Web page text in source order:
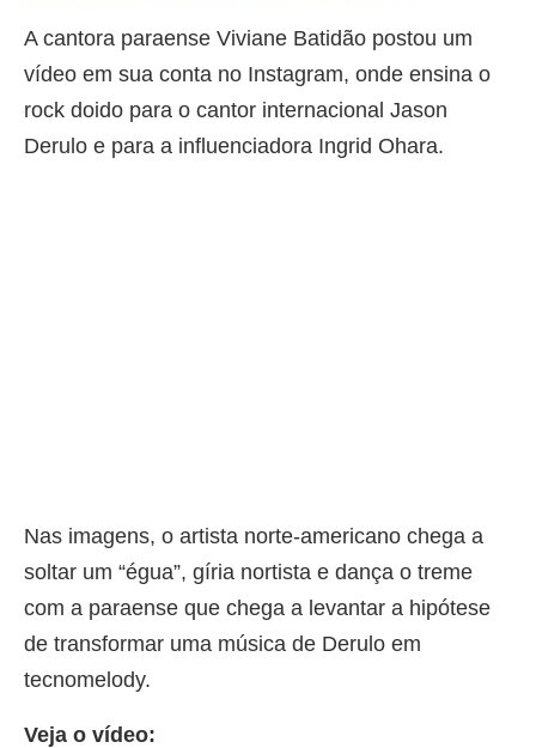
A cantora paraense Viviane Batidão postou um
vídeo em sua conta no Instagram, onde ensina o
rock doido para o cantor internacional Jason
Derulo e para a influenciadora Ingrid Ohara.
Nas imagens, o artista norte-americano chega a
soltar um “égua”, gíria nortista e dança o treme
com a paraense que chega a levantar a hipótese
de transformar uma música de Derulo em
tecnomelody.
Veja o vídeo: